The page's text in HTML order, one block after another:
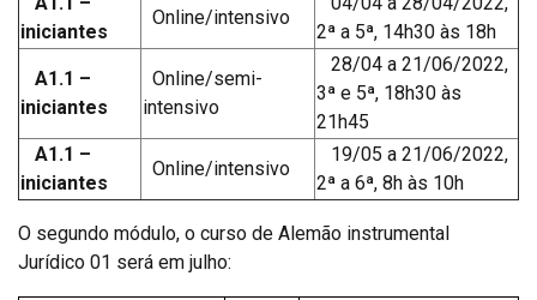
iniciantes
Online/intensivo
2ª a 5ª, 14h30 às 18h
A1.1 –
iniciantes
Online/semi-
intensivo
28/04 a 21/06/2022,
3ª e 5ª, 18h30 às
21h45
A1.1 –
iniciantes
Online/intensivo
19/05 a 21/06/2022,
2ª a 6ª, 8h às 10h
O segundo módulo, o curso de Alemão instrumental
Jurídico 01 será em julho: